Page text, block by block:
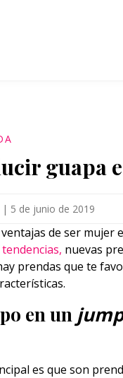
guapa
| 5 de junio de 2019
de ser mujer
tendencias, nuevas
prendas que te
en un
es que son